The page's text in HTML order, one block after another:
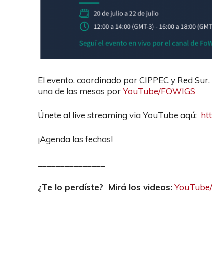
El evento, coordinado por CIPPEC y Red
una de las mesas porYouTube/FOWIGS
Únete al live streaming via YouTube aqú:
¡Agenda las fechas!
¿Te lo perdíste? Mirá los videos: